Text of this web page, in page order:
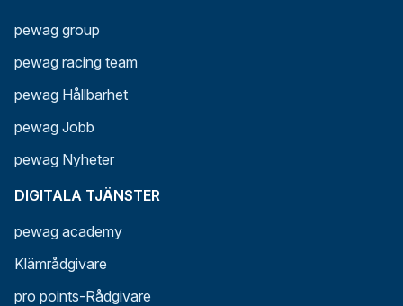
pewag group
pewag racing team
pewag Hållbarhet
pewag Jobb
pewag Nyheter
DIGITALA TJÄNSTER
pewag academy
Klämrådgivare
pro points-Rådgivare